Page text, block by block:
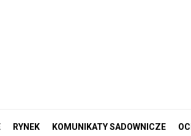
RYNEK KOMUNIKATY SADOWNICZE